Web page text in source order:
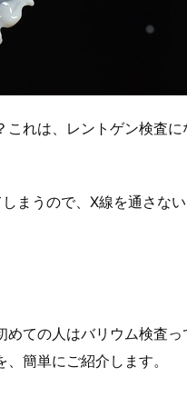
れは、レントゲン検査
まうので、X線を通さな
ての人はバリウム検査っ
簡単にご紹介します。